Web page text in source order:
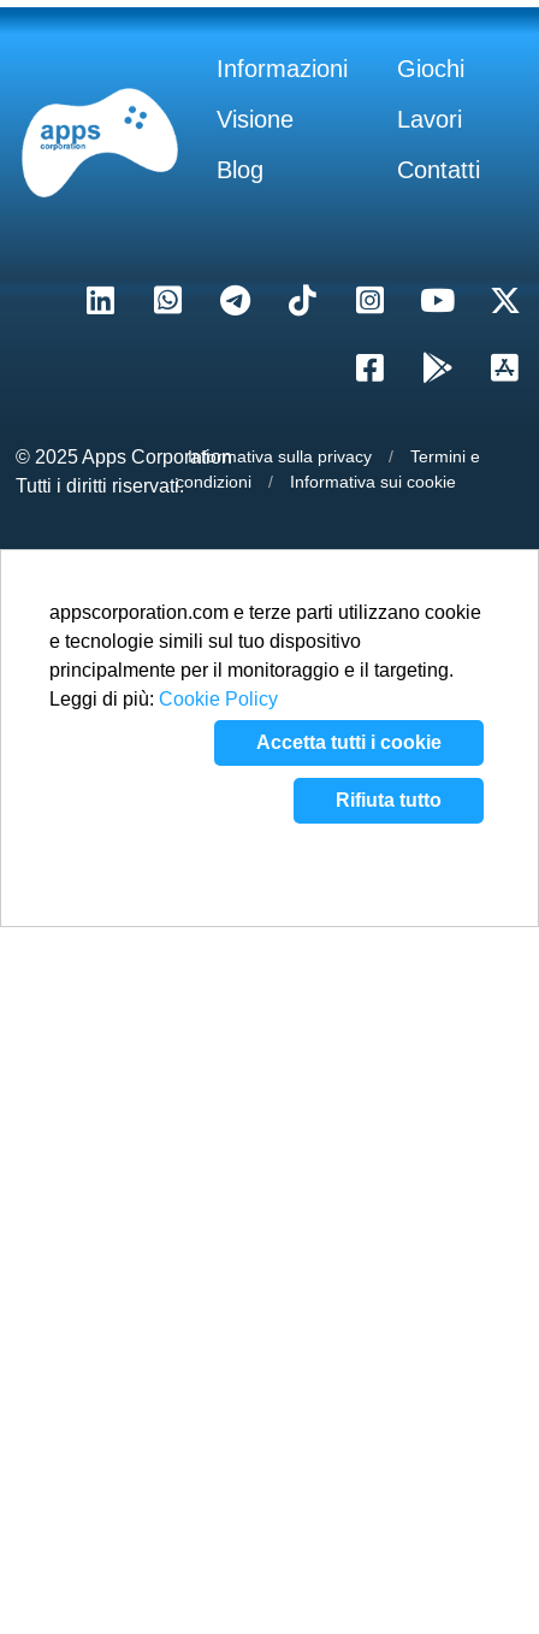
Informazioni
Giochi
Visione
Lavori
Blog
Contatti
© 2025Apps Corporation
Tutti i diritti riservati.
Informativa sulla privacy /
Termini e
condizioni
/ Informativa sui cookie
appscorporation.com e terze parti utilizzano cookie
e tecnologie simili sul tuo dispositivo
principalmente per il monitoraggio e il targeting.
Leggi di più: Cookie Policy
Accetta tutti i cookie
Rifiuta tutto